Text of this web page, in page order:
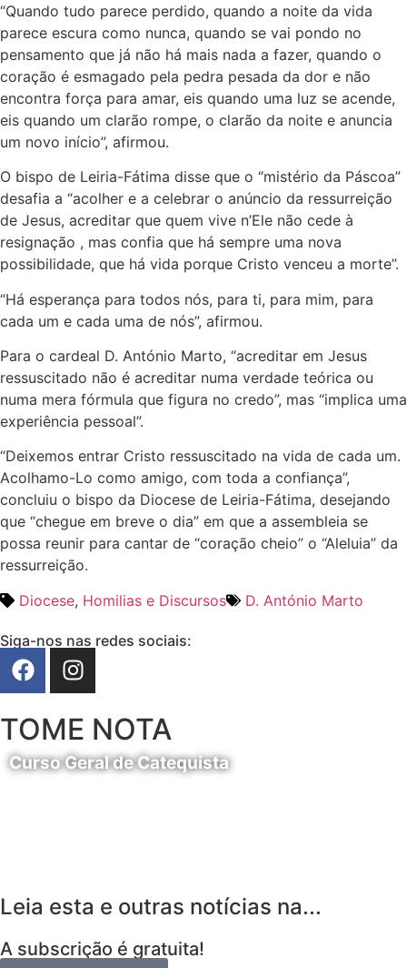
“Quando tudo parece perdido, quando a noite da vida
parece escura como nunca, quando se vai pondo no
pensamento que já não há mais nada a fazer, quando o
coração é esmagado pela pedra pesada da dor e não
encontra força para amar, eis quando uma luz se acende,
eis quando um clarão rompe, o clarão da noite e anuncia
um novo início”, afirmou.
O bispo de Leiria-Fátima disse que o “mistério da Páscoa”
desafia a “acolher e a celebrar o anúncio da ressurreição
de Jesus, acreditar que quem vive n’Ele não cede à
resignação , mas confia que há sempre uma nova
possibilidade, que há vida porque Cristo venceu a morte”.
“Há esperança para todos nós, para ti, para mim, para
cada um e cada uma de nós”, afirmou.
Para o cardeal D. António Marto, “acreditar em Jesus
ressuscitado não é acreditar numa verdade teórica ou
numa mera fórmula que figura no credo”, mas “implica uma
experiência pessoal”.
“Deixemos entrar Cristo ressuscitado na vida de cada um.
Acolhamo-Lo como amigo, com toda a confiança”,
concluiu o bispo da Diocese de Leiria-Fátima, desejando
que “chegue em breve o dia” em que a assembleia se
possa reunir para cantar de “coração cheio” o “Aleluia” da
ressurreição.
Diocese, Homilias e Discursos D. António Marto
Siga-nos nas redes sociais:
TOME NOTA
Curso Geral de Catequista
Leia esta e outras notícias na...
A subscrição é gratuita!